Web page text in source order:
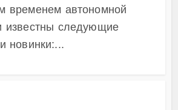
временем автономной
известны следующие
новинки:...